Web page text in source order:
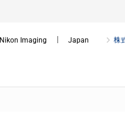
Nikon Imaging ｜ Japan 株